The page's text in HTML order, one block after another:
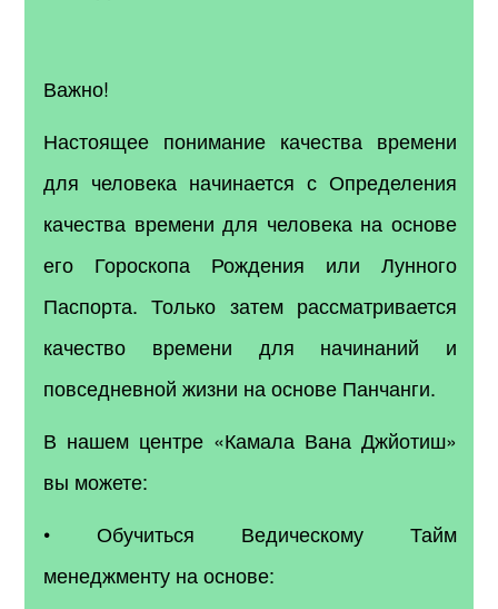
Важно!
Настоящее понимание качества времени
для человека начинается с Определения
качества времени для человека на основе
его Гороскопа Рождения или Лунного
Паспорта. Только затем рассматривается
качество времени для начинаний и
повседневной жизни на основе Панчанги.
В нашем центре «Камала Вана Джйотиш»
вы можете:
• Обучиться Ведическому Тайм
менеджменту на основе: